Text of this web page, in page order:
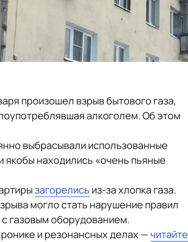
произошел взрыв бытового газа,
алкоголем. Об этом
выбрасывали использованные
находились «очень пьяные
загорелись из-за хлопка газа.
могло стать нарушение правил
газовым оборудованием.
и резонансных делах —читайте